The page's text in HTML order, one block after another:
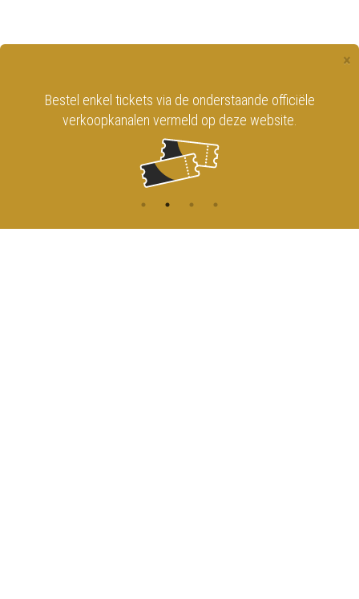
BLIJF OP DE HOOGTE DOOR U IN TE
SCHRIJVEN
OP ONZE NIEUWSBRIEF!
×
Bestel enkel tickets via de onderstaande officiële
verkoopkanalen vermeld op deze website.